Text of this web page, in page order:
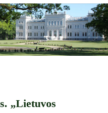
„Lietuvos